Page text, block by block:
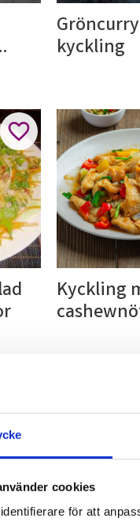
cookies
för att
kyckling
Lägg till i favoriter
Kyckling